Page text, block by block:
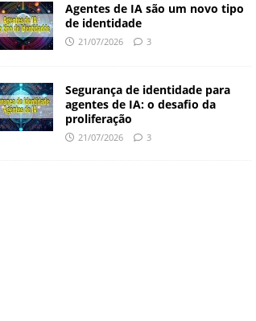
Agentes de IA são um novo tipo
de identidade
21/07/2026 3
Segurança de identidade para
agentes de IA: o desafio da
proliferação
21/07/2026 3